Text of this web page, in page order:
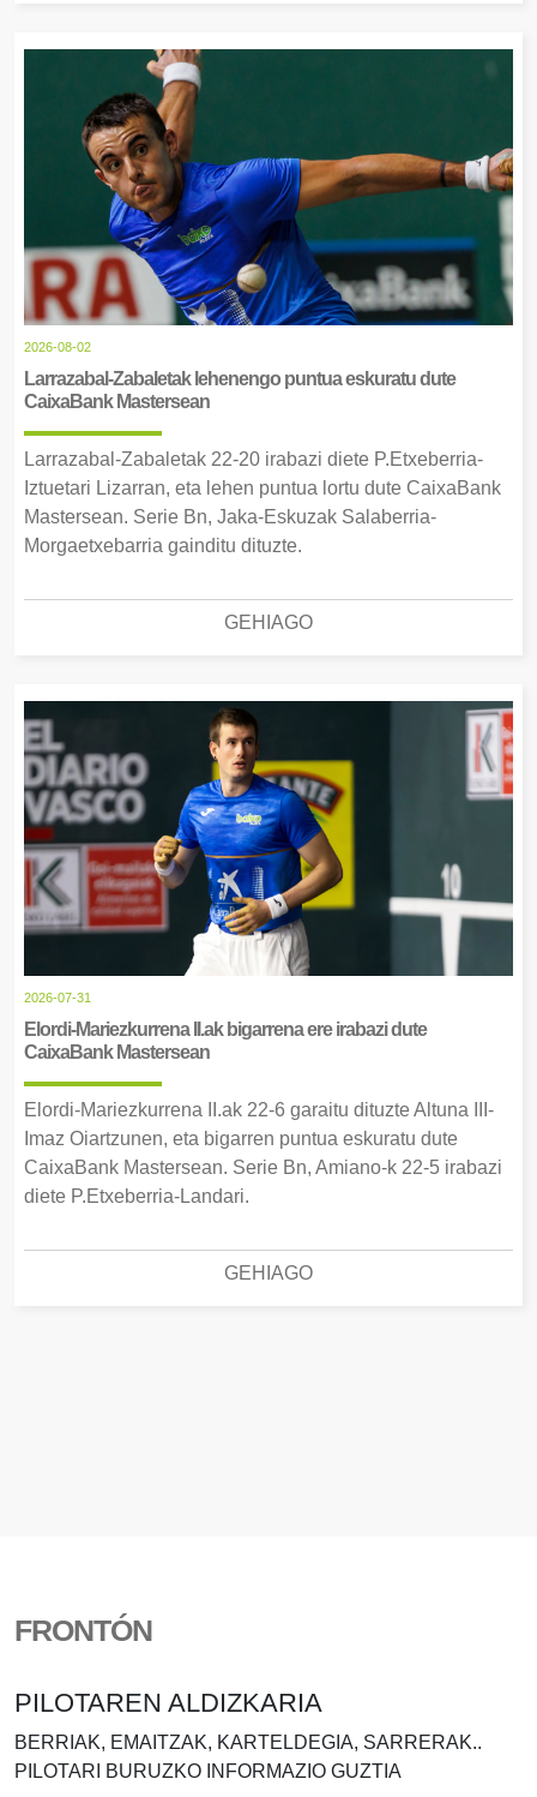
2026-08-02
Larrazabal-Zabaletak lehenengo puntua eskuratu dute
CaixaBank Mastersean
Larrazabal-Zabaletak 22-20 irabazi diete P.Etxeberria-
Iztuetari Lizarran, eta lehen puntua lortu dute CaixaBank
Mastersean. Serie Bn, Jaka-Eskuzak Salaberria-
Morgaetxebarria gainditu dituzte.
GEHIAGO
2026-07-31
Elordi-Mariezkurrena II.ak bigarrena ere irabazi dute
CaixaBank Mastersean
Elordi-Mariezkurrena II.ak 22-6 garaitu dituzte Altuna III-
Imaz Oiartzunen, eta bigarren puntua eskuratu dute
CaixaBank Mastersean. Serie Bn, Amiano-k 22-5 irabazi
diete P.Etxeberria-Landari.
GEHIAGO
FRONTÓN
PILOTAREN ALDIZKARIA
BERRIAK, EMAITZAK, KARTELDEGIA, SARRERAK..
PILOTARI BURUZKO INFORMAZIO GUZTIA